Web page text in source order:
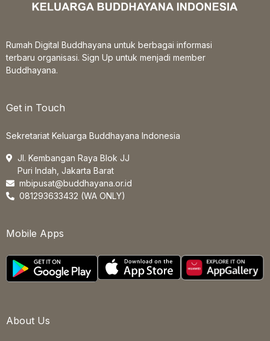
Rumah Digital Buddhayana untuk berbagai informasi
terbaru organisasi. Sign Up untuk menjadi member
Buddhayana.
Get in Touch
Sekretariat Keluarga Buddhayana Indonesia
Jl. Kembangan Raya Blok JJ
Puri Indah, Jakarta Barat
mbipusat@buddhayana.or.id
081293633432 (WA ONLY)
Mobile Apps
About Us